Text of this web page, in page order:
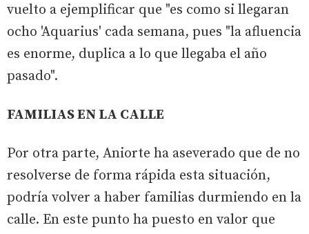
vuelto a ejemplificar que "es como si llegaran
ocho 'Aquarius' cada semana, pues "la afluencia
es enorme, duplica a lo que llegaba el año
pasado".
FAMILIAS EN LA CALLE
Por otra parte, Aniorte ha aseverado que de no
resolverse de forma rápida esta situación,
podría volver a haber familias durmiendo en la
calle. En este punto ha puesto en valor que